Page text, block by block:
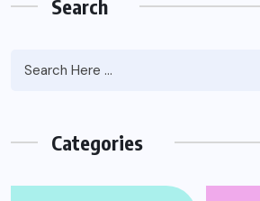
Search
Categories